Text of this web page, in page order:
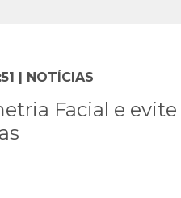
| NOTÍCIAS
Facial e evite